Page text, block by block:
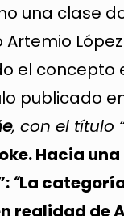
una clase
Artemio
el concepto
publicado
, con el título
Hacia
“La
realidad de